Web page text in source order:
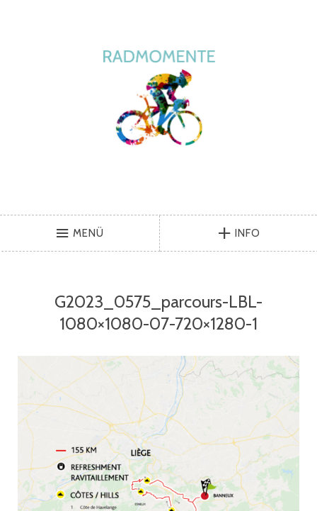
MENÜ INFO
G2023_0575_parcours-LBL-
1080×1080-07-720×1280-1